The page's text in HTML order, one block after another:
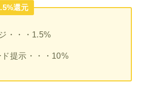
還元
・・・1.5%
提示・・・10%